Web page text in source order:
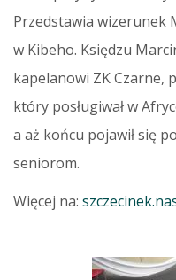
Przedstawia wizerunek
w Kibeho. Księdzu
kapelanowi ZK Czarne,
który posługiwał w
a aż końcu pojawił się
seniorom.
Więcej na: